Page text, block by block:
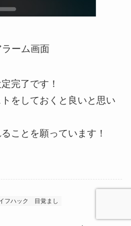
ーム画面
完了です！
をしておくと良いと思い
ことを願っています！
フハック 目覚まし